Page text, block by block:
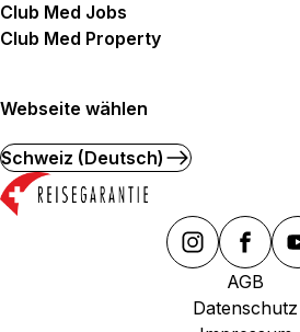
Club Med Jobs
Club Med Property
Webseite wählen
Schweiz (Deutsch)
AGB
Datenschutz